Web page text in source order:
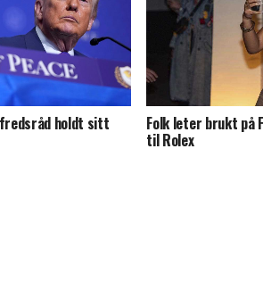
holdt sitt Folk leter brukt på
til Rolex